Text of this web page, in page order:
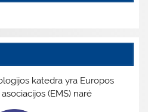
katedra yra Europos
(EMS) narė